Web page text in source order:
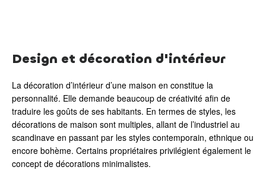
Design et décoration d'intérieur
La décoration d’intérieur d’une maison en constitue la
personnalité. Elle demande beaucoup de créativité afin de
traduire les goûts de ses habitants. En termes de styles, les
décorations de maison sont multiples, allant de l’industriel au
scandinave en passant par les styles contemporain, ethnique ou
encore bohème. Certains propriétaires privilégient également le
concept de décorations minimalistes.